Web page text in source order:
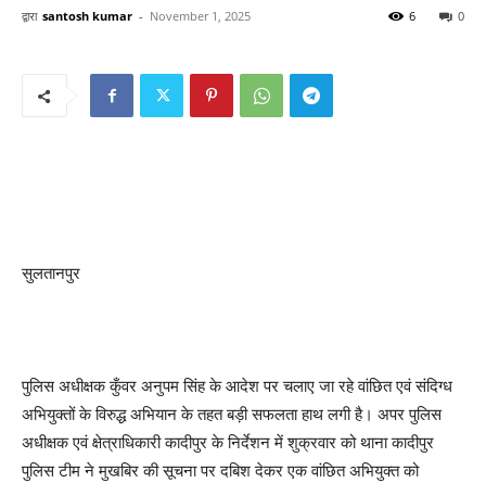
द्वारा santosh kumar - November 1, 2025 0
6
सुलतानपुर
पुलिस अधीक्षक कुँवर अनुपम सिंह के आदेश पर चलाए जा रहे वांछित एवं संदिग्ध
अभियुक्तों के विरुद्ध अभियान के तहत बड़ी सफलता हाथ लगी है। अपर पुलिस
अधीक्षक एवं क्षेत्राधिकारी कादीपुर के निर्देशन में शुक्रवार को थाना कादीपुर
पुलिस टीम ने मुखबिर की सूचना पर दबिश देकर एक वांछित अभियुक्त को